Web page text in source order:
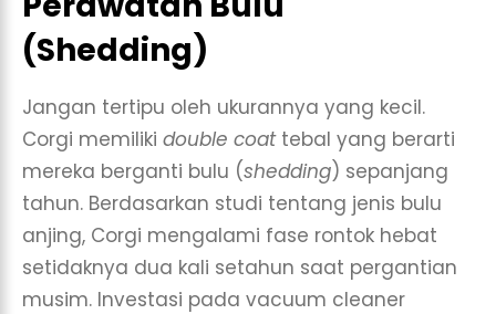
(Shedding)
Jangan tertipu oleh ukurannya yang kecil.
Corgi memiliki double coattebal yang berarti
mereka berganti bulu (shedding) sepanjang
tahun. Berdasarkan studi tentang jenis bulu
anjing, Corgi mengalami fase rontok hebat
setidaknya dua kali setahun saat pergantian
musim. Investasi pada vacuum cleaner